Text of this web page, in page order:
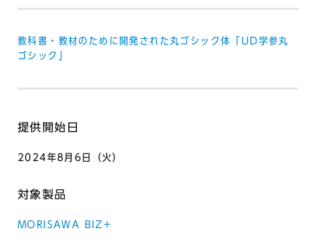
教科書・教材のために開発された丸ゴシック体「UD学参丸
ゴシック」
提供開始日
2024年8月6日（火）
対象製品
MORISAWA BIZ+